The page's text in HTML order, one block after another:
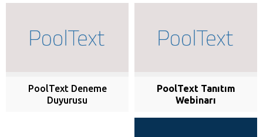
PoolText Deneme
Duyurusu
PoolText Tanıtım
Webinarı